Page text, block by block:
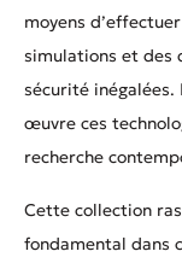
moyens
simulations et des
sécurité
œuvre ces
recherche
Cette collection
fondamental dans